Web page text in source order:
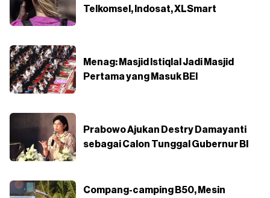
Telkomsel, Indosat, XLSmart
Menag: Masjid Istiqlal Jadi Masjid
Pertama yang Masuk BEI
Prabowo Ajukan Destry Damayanti
sebagai Calon Tunggal Gubernur BI
Compang-camping B50, Mesin